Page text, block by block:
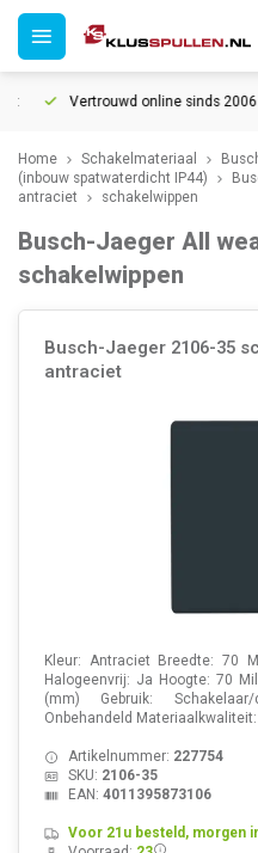
Vertrouwd online sinds 2006
Home Schakelmateriaal
(inbouw spatwaterdicht IP44)
antraciet
schakelwippen
Busch-Jaeger All
schakelwippen
Busch-Jaeger 2106-35
antraciet
Kleur: Antraciet Breedte: 70
Halogeenvrij: Ja Hoogte: 70
(mm) Gebruik: Schakelaar/
Onbehandeld
Artikelnummer: 227754
SKU: 2106-35
EAN: 4011395873106
Voor 21u besteld, morgen